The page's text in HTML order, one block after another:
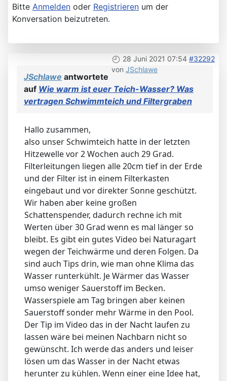
Bitte Anmelden oder Registrieren um der
Konversation beizutreten.
28 Juni 2021 07:54 #32292
von JSchlawe
JSchlawe antwortete
auf Wie warm ist euer Teich-Wasser? Was
vertragen Schwimmteich und Filtergraben
Hallo zusammen,
also unser Schwimteich hatte in der letzten
Hitzewelle vor 2 Wochen auch 29 Grad.
Filterleitungen liegen alle 20cm tief in der Erde
und der Filter ist in einem Filterkasten
eingebaut und vor direkter Sonne geschützt.
Wir haben aber keine großen
Schattenspender, dadurch rechne ich mit
Werten über 30 Grad wenn es mal länger so
bleibt. Es gibt ein gutes Video bei Naturagart
wegen der Teichwärme und deren Folgen. Da
sind auch Tips drin, wie man ohne Klima das
Wasser runterkühlt. Je Wärmer das Wasser
umso weniger Sauerstoff im Becken.
Wasserspiele am Tag bringen aber keinen
Sauerstoff sonder mehr Wärme in den Pool.
Der Tip im Video das in der Nacht laufen zu
lassen wäre bei meinen Nachbarn nicht so
gewünscht. Ich werde das anders und leiser
lösen um das Wasser in der Nacht etwas
herunter zu kühlen. Wenn einer eine Idee hat,